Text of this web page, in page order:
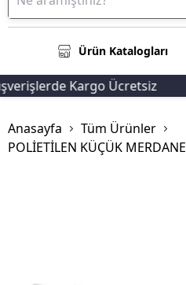
Ürün Katalogları
Kargo Ücretsiz
Anasayfa
Tüm Ürünler
POLİETİLEN KÜÇÜK